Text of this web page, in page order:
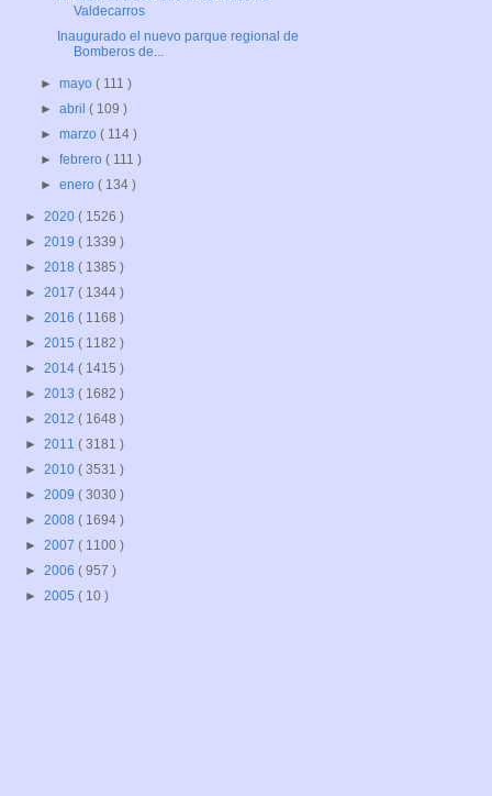
Valdecarros
Inaugurado el nuevo parque regional de
Bomberos de...
►mayo( 111 )
►abril( 109 )
►marzo( 114 )
►febrero( 111 )
►enero( 134 )
► 2020 ( 1526 )
► 2019 ( 1339 )
► 2018 ( 1385 )
► 2017 ( 1344 )
► 2016 ( 1168 )
► 2015 ( 1182 )
► 2014 ( 1415 )
► 2013 ( 1682 )
► 2012 ( 1648 )
► 2011 ( 3181 )
► 2010 ( 3531 )
► 2009 ( 3030 )
► 2008 ( 1694 )
► 2007 ( 1100 )
► 2006 ( 957 )
► 2005 ( 10 )